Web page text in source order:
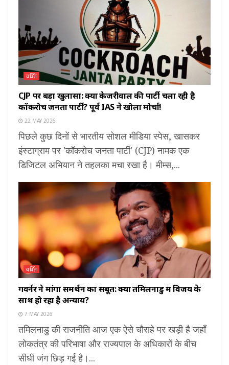
चर्चित
CJP पर बड़ा खुलासा: क्या केजरीवाल की पार्टी चला रही है
कॉकरोच जनता पार्टी? पूर्व IAS ने खोला मोर्चा!
22 MAY 2026
पिछले कुछ दिनों से भारतीय सोशल मीडिया स्पेस, खासकर
इंस्टाग्राम पर 'कॉकरोच जनता पार्टी' (CJP) नामक एक
डिजिटल अभियान ने तहलका मचा रखा है। मीम्स,...
चर्चित
गवर्नर ने मांगा समर्थन का सबूत: क्या तमिलनाडु में विजय के
साथ हो रहा है अन्याय?
7 MAY 2026
तमिलनाडु की राजनीति आज एक ऐसे चौराहे पर खड़ी है जहाँ
लोकतंत्र की परिभाषा और राज्यपाल के अधिकारों के बीच
सीधी जंग छिड़ गई है।...